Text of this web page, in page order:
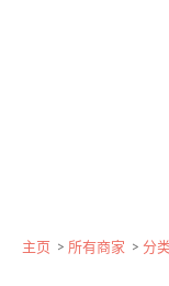
主页 > 所有商家 > 分